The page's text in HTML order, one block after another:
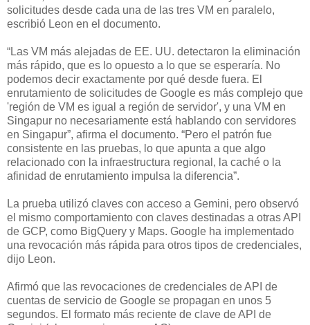
solicitudes desde cada una de las tres VM en paralelo,
escribió Leon en el documento.
“Las VM más alejadas de EE. UU. detectaron la eliminación
más rápido, que es lo opuesto a lo que se esperaría. No
podemos decir exactamente por qué desde fuera. El
enrutamiento de solicitudes de Google es más complejo que
'región de VM es igual a región de servidor', y una VM en
Singapur no necesariamente está hablando con servidores
en Singapur”, afirma el documento. “Pero el patrón fue
consistente en las pruebas, lo que apunta a que algo
relacionado con la infraestructura regional, la caché o la
afinidad de enrutamiento impulsa la diferencia”.
La prueba utilizó claves con acceso a Gemini, pero observó
el mismo comportamiento con claves destinadas a otras API
de GCP, como BigQuery y Maps. Google ha implementado
una revocación más rápida para otros tipos de credenciales,
dijo Leon.
Afirmó que las revocaciones de credenciales de API de
cuentas de servicio de Google se propagan en unos 5
segundos. El formato más reciente de clave de API de